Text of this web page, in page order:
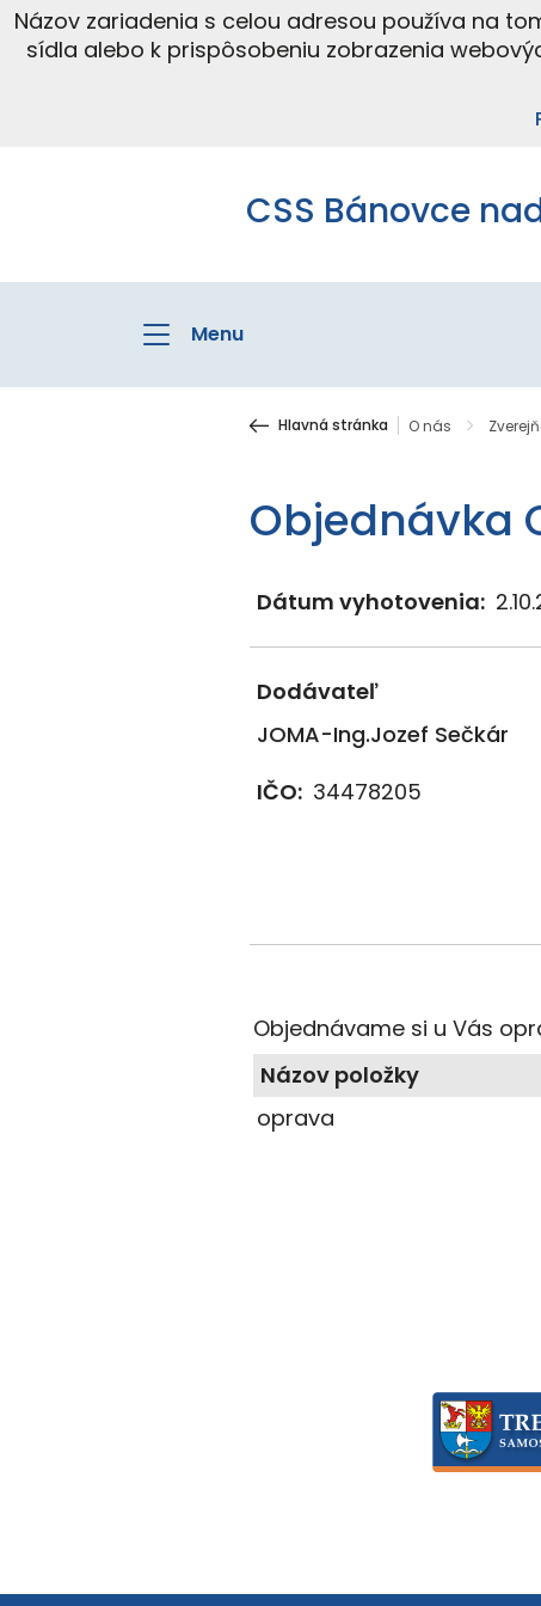
Názov zariadenia s celou adresou používa na
sídla alebo k prispôsobeniu zobrazenia
CSS Bánovce
Menu
Hlavná stránka O nás
Objednávka
Dátum vyhotovenia:
Dodávateľ
JOMA-Ing.Jozef Sečkár
IČO: 34478205
Objednávame si u Vás
Názov položky
oprava